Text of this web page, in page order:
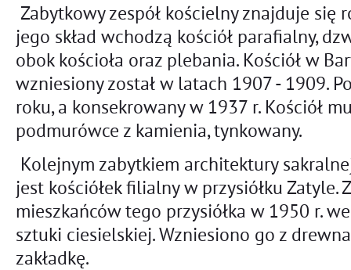
Zabytkowy zespół kościelny znajduje się
jego skład wchodzą kościół parafialny,
obok kościoła oraz plebania. Kościół w
wzniesiony został w latach 1907 - 1909.
roku, a konsekrowany w 1937 r. Kościół
podmurówce z kamienia, tynkowany.
Kolejnym zabytkiem architektury
jest kościółek filialny w przysiółku
mieszkańców tego przysiółka w 1950 r.
sztuki ciesielskiej. Wzniesiono go z
zakładkę.